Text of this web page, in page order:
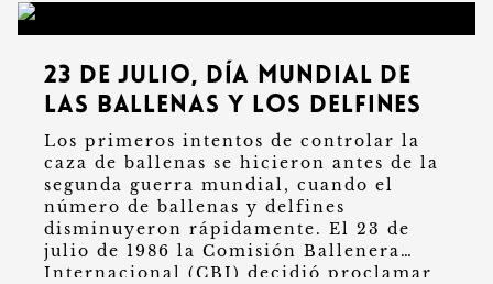
23 de julio, día Mundial de
las Ballenas y los Delfines
Los primeros intentos de controlar la
caza de ballenas se hicieron antes de la
segunda guerra mundial, cuando el
número de ballenas y delfines
disminuyeron rápidamente. El 23 de
julio de 1986 la Comisión Ballenera
Internacional (CBI) decidió proclamar